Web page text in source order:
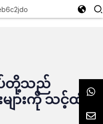
ပ်တို့သည်
ျားကို သင့်ထံ